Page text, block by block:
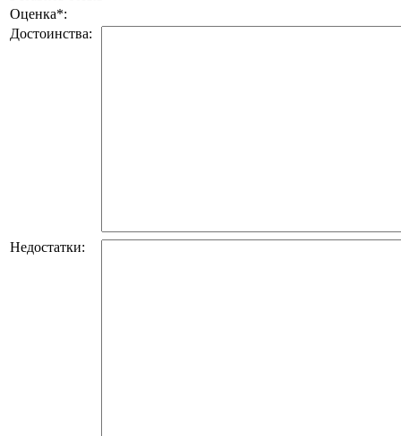
Оценка*:
Достоинства:
Недостатки: